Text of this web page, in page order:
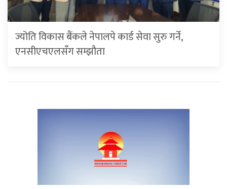
ज्योति विकास बैंकले नेपालपे कार्ड सेवा सुरु गर्ने,
एनसीएचएलसँग सम्झौता